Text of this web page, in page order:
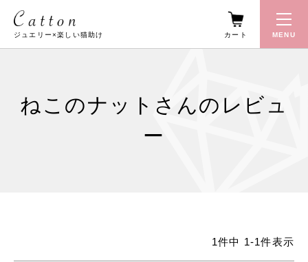
ジュエリー×楽しい猫助け カート MENU
ねこのナットさんのレビュ
ー
1件中 1-1件表示